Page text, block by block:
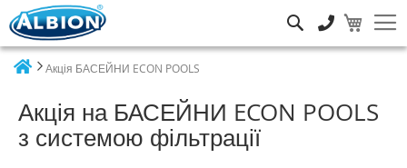
Акція БАСЕЙНИ ECON POOLS
Акція на БАСЕЙНИ ECON POOLS
з системою фільтрації